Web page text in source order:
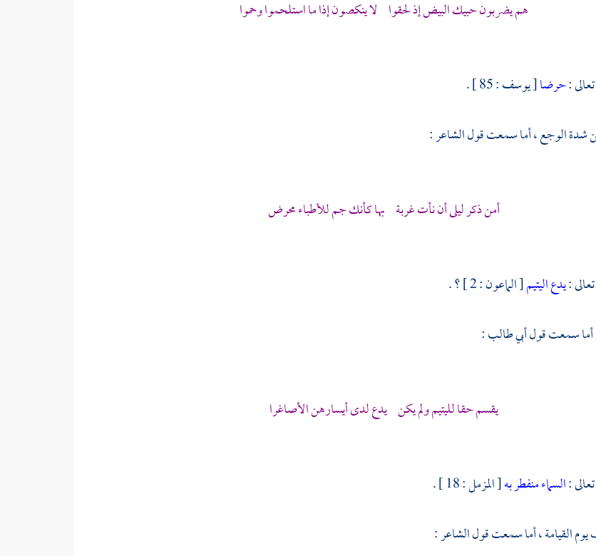
هم يضربون حبيك البيض إذ لحقوا لا ينكصون إذا ما استلحموا وحموا
:حرضا[ يوسف : 85 ] .
شدة الوجع ، أما سمعت قول الشاعر :
أمن ذكرليلىأن نأت غربة بها كأنك جم للأطباء محرض
:يدع اليتيم[ الماعون : 2 ] ؟ .
أما سمعت قولأبي طالب:
يقسم حقا لليتيم ولم يكن يدع لدى أيسارهن الأصاغرا
:السماء منفطر به[ المزمل : 18 ] .
القيامة ، أما سمعت قول الشاعر :